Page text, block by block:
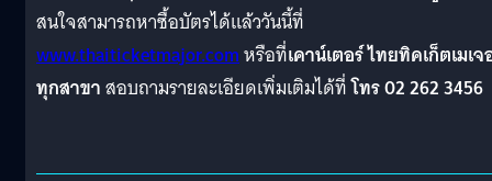
สนใจสามารถหาซื้อบัตรได้แล้ววันนี้ที่
www.thaiticketmajor.comหรือที่เคาน์เตอร์ ไทยทิคเก็ตเมเจ
ทุกสาขาสอบถามรายละเอียดเพิ่มเติมได้ที่โทร 02 262 3456